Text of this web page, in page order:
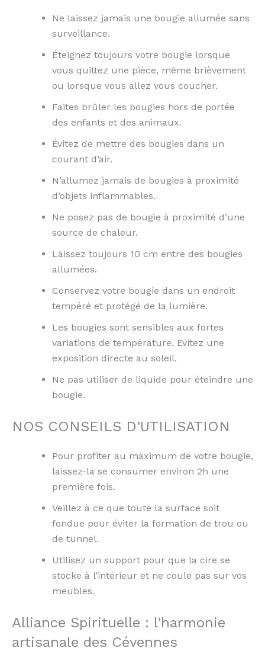
Ne laissez jamais une bougie allumée sans
surveillance.
Éteignez toujours votre bougie lorsque
vous quittez une pièce, même brièvement
ou lorsque vous allez vous coucher.
Faites brûler les bougies hors de portée
des enfants et des animaux.
Évitez de mettre des bougies dans un
courant d’air.
N’allumez jamais de bougies à proximité
d’objets inflammables.
Ne posez pas de bougie à proximité d’une
source de chaleur.
Laissez toujours 10 cm entre des bougies
allumées.
Conservez votre bougie dans un endroit
tempéré et protégé de la lumière.
Les bougies sont sensibles aux fortes
variations de température. Evitez une
exposition directe au soleil.
Ne pas utiliser de liquide pour éteindre une
bougie.
NOS CONSEILS D’UTILISATION
Pour profiter au maximum de votre bougie,
laissez-la se consumer environ 2h une
première fois.
Veillez à ce que toute la surface soit
fondue pour éviter la formation de trou ou
de tunnel.
Utilisez un support pour que la cire se
stocke à l’intérieur et ne coule pas sur vos
meubles.
Alliance Spirituelle : l’harmonie
artisanale des Cévennes